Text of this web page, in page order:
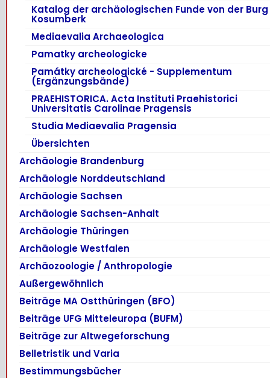
Katalog der archäologischen Funde von der Burg
Kosumberk
Mediaevalia Archaeologica
Pamatky archeologicke
Památky archeologické - Supplementum
(Ergänzungsbände)
PRAEHISTORICA. Acta Instituti Praehistorici
Universitatis Carolinae Pragensis
Studia Mediaevalia Pragensia
Übersichten
Archäologie Brandenburg
Archäologie Norddeutschland
Archäologie Sachsen
Archäologie Sachsen-Anhalt
Archäologie Thüringen
Archäologie Westfalen
Archäozoologie / Anthropologie
Außergewöhnlich
Beiträge MA Ostthüringen (BFO)
Beiträge UFG Mitteleuropa (BUFM)
Beiträge zur Altwegeforschung
Belletristik und Varia
Bestimmungsbücher